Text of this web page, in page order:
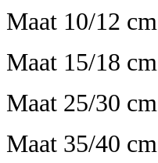
Maat 10/12
Maat 15/18
Maat 25/30
Maat 35/40